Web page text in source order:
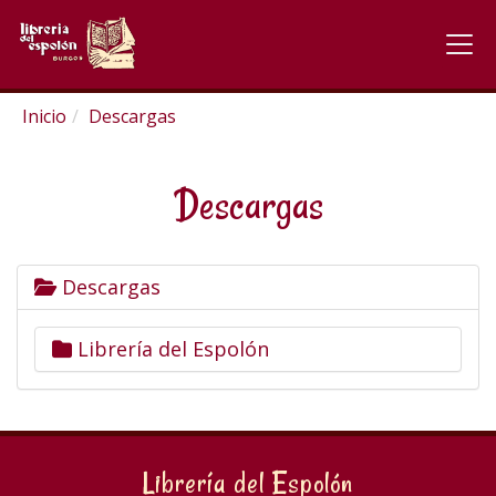
Inicio Descargas
Descargas
Descargas
Librería del Espolón
Librería del Espolón